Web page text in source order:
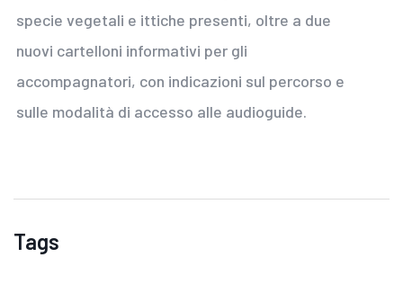
specie vegetali e ittiche presenti, oltre a due
nuovi cartelloni informativi per gli
accompagnatori, con indicazioni sul percorso e
sulle modalità di accesso alle audioguide.
Tags